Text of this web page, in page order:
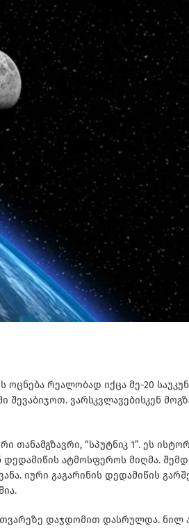
რეალობად იქცა მე-20
ვარსკვლავებისკენ
თანამგზავრი, “სპუტნიკ 1”. ეს
დედამიწის ატმოსფეროს მიღმა.
იური გაგარინის დედამიწის
დაჯდომით დასრულდა. ნილ